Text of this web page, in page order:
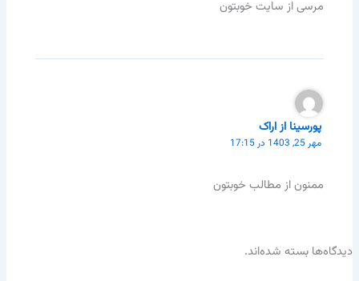
مرسی از سایت خوبتون
پورسینا از اراک
مهر 25, 1403 در 17:15
ممنون از مطالب خوبتون
دیدگاه‌ها بسته شده‌اند.